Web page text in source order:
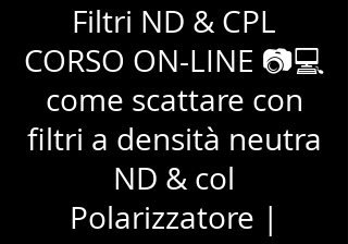
Filtri ND & CPL
CORSO ON-LINE 📷💻
come scattare con
filtri a densità neutra
ND & col
Polarizzatore |